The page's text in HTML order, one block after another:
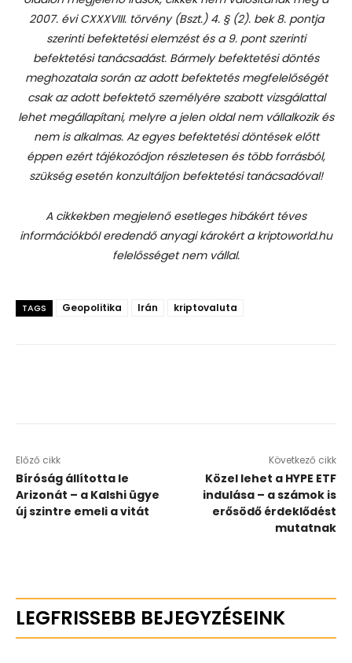
2007. évi CXXXVIII. törvény (Bszt.) 4. § (2). bek 8. pontja
szerinti befektetési elemzést és a 9. pont szerinti
befektetési tanácsadást. Bármely befektetési döntés
meghozatala során az adott befektetés megfelelőségét
csak az adott befektető személyére szabott vizsgálattal
lehet megállapítani, melyre a jelen oldal nem vállalkozik és
nem is alkalmas. Az egyes befektetési döntések előtt
éppen ezért tájékozódjon részletesen és több forrásból,
szükség esetén konzultáljon befektetési tanácsadóval!
A cikkekben megjelenő esetleges hibákért téves
információkból eredendő anyagi károkért a kriptoworld.hu
felelősséget nem vállal.
TAGS Geopolitika Irán kriptovaluta
Előző cikk
Bíróság állította le
Arizonát – a Kalshi ügye
új szintre emeli a vitát
Következő cikk
Közel lehet a HYPE ETF
indulása – a számok is
erősödő érdeklődést
mutatnak
LEGFRISSEBB BEJEGYZÉSEINK